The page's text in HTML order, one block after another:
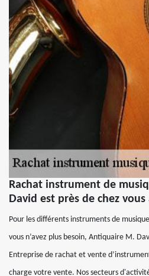
Rachat instrument de
David est près de chez vous
Pour les différents instruments de
vous n’avez plus besoin, Antiquaire M.
Entreprise de rachat et vente
charge votre vente. Nos secteurs